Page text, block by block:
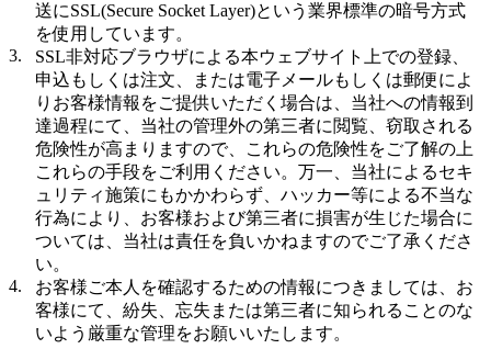
送にSSL(Secure Socket Layer)という業界標準の暗号方式
を使用しています。
SSL非対応ブラウザによる本ウェブサイト上での登録、
申込もしくは注文、または電子メールもしくは郵便によ
りお客様情報をご提供いただく場合は、当社への情報到
達過程にて、当社の管理外の第三者に閲覧、窃取される
危険性が高まりますので、これらの危険性をご了解の上
これらの手段をご利用ください。万一、当社によるセキ
ュリティ施策にもかかわらず、ハッカー等による不当な
行為により、お客様および第三者に損害が生じた場合に
ついては、当社は責任を負いかねますのでご了承くださ
い。
お客様ご本人を確認するための情報につきましては、お
客様にて、紛失、忘失または第三者に知られることのな
いよう厳重な管理をお願いいたします。